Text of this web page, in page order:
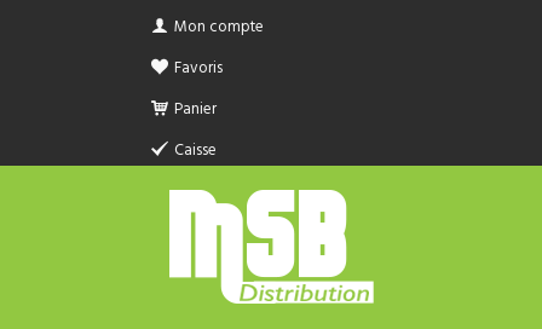
Mon compte
Favoris
Panier
Caisse